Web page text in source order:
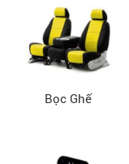
Bọc Ghế